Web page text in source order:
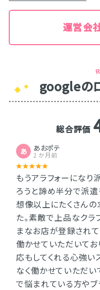
運営会
googleの
総合評価
あ あおポテ
2 か月前
もうアラフォーになり
ろうと諦め半分で派
想像以上にたくさん
た。素敵で上品なクラ
まなお店が登録されて
働かせていただいて
応もしてくれる心強い
なく働かせていただい
で悩まれている方や